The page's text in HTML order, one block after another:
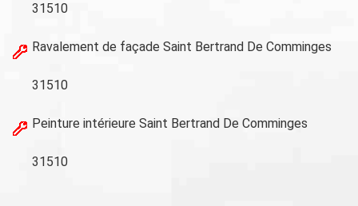
31510
Ravalement de façade Saint Bertrand De Comminges
31510
Peinture intérieure Saint Bertrand De Comminges
31510